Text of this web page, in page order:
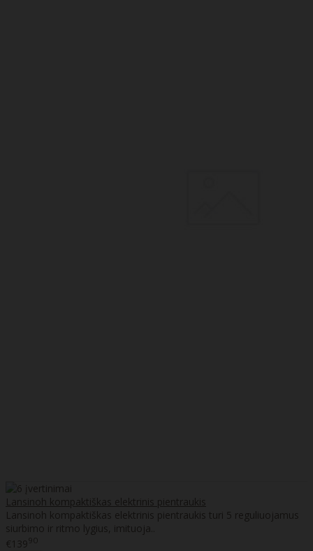
Lansinoh kompaktiškas elektrinis pientraukis
Lansinoh kompaktiškas elektrinis pientraukis turi 5 reguliuojamus
siurbimo ir ritmo lygius, imituoja..
€13990